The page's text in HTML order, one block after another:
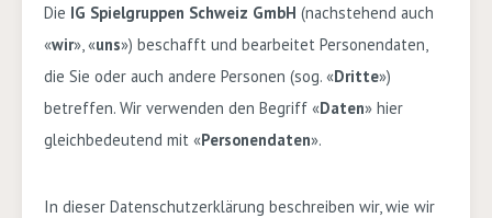
Die IG Spielgruppen Schweiz GmbH (nachstehend auch
«wir», «uns») beschafft und bearbeitet Personendaten,
die Sie oder auch andere Personen (sog. «Dritte»)
betreffen. Wir verwenden den Begriff «Daten» hier
gleichbedeutend mit «Personendaten».
In dieser Datenschutzerklärung beschreiben wir, wie wir